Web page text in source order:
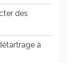
des
à